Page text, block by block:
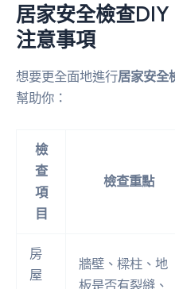
居家安全檢查
注意事項
想要更全面地進行居家安全
幫助你：
檢
查
項
目
檢查重點
房
屋
牆壁、樑柱、地
板是否有裂縫、